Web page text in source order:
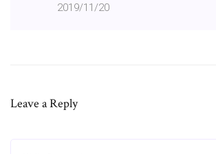
2019/11/20
Leave a Reply